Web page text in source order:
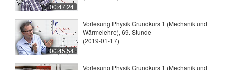
00:47:24
00:45:54
Vorlesung Physik Grundkurs 1 (Mechanik und
Wärmelehre), 69. Stunde
(2019-01-17)
Vorlesung Physik Grundkurs 1 (Mechanik und